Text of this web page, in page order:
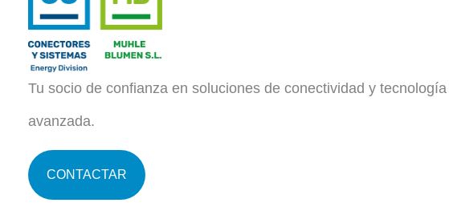
Tu socio de confianza en soluciones de conectividad y tecnología
avanzada.
CONTACTAR